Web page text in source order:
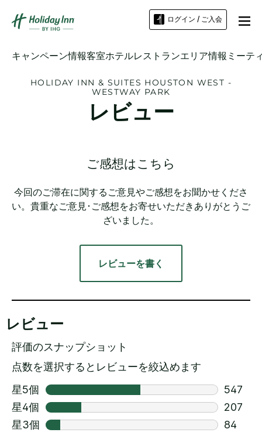
ログイン / ご入会
キャンペーン情報客室ホテルレストランエリア情報 ミーテ
HOLIDAY INN & SUITES HOUSTON WEST -
WESTWAY PARK
レビュー
ご感想はこちら
今回のご滞在に関するご意見やご感想をお聞かせくださ
い。貴重なご意見･ご感想をお寄せいただきありがとうご
ざいました。
レビューを書く